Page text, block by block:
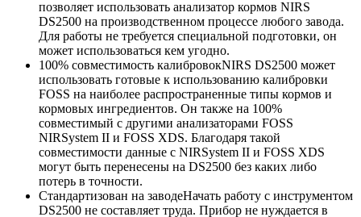
позволяет использовать анализатор кормов NIRS
DS2500 на производственном процессе любого завода.
Для работы не требуется специальной подготовки, он
может использоваться кем угодно.
100% совместимость калибровокNIRS DS2500 может
использовать готовые к использованию калибровки
FOSS на наиболее распространенные типы кормов и
кормовых ингредиентов. Он также на 100%
совместимый с другими анализаторами FOSS
NIRSystem II и FOSS XDS. Благодаря такой
совместимости данные с NIRSystem II и FOSS XDS
могут быть перенесены на DS2500 без каких либо
потерь в точности.
Стандартизован на заводеНачать работу с инструментом
DS2500 не составляет труда. Прибор не нуждается в